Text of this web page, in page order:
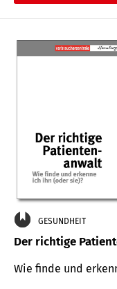
GESUNDHEIT
Der richtige
Wie finde und